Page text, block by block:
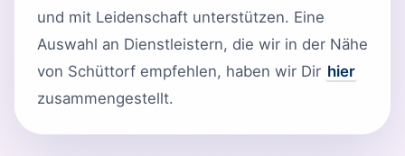
und mit Leidenschaft unterstützen. Eine
Auswahl an Dienstleistern, die wir in der Nähe
von Schüttorf empfehlen, haben wir Dir hier
zusammengestellt.